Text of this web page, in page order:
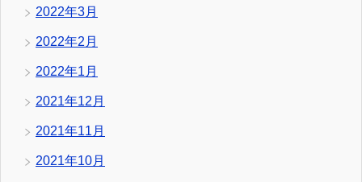
2022年3月
2022年2月
2022年1月
2021年12月
2021年11月
2021年10月